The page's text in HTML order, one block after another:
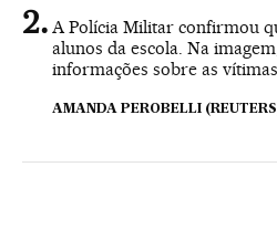
A Polícia Militar confirmou
alunos da escola. Na
informações sobre as
AMANDA PEROBELLI